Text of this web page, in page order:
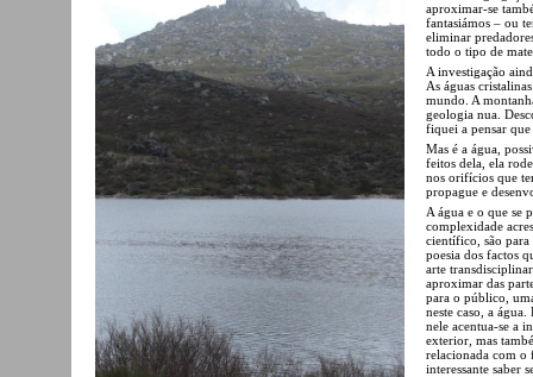
aproximar-se
fantasiámos – ou
eliminar
todo o tipo de
A investigação
As águas
mundo. A
geologia nua.
fiquei a pensar
Mas é a água,
feitos dela, ela
nos orifícios que
propague e
A água e o que se
complexidade
científico, são para
poesia dos factos
arte
aproximar das
para o público,
neste caso, a
nele acentua-se a
exterior, mas
relacionada com o
interessante saber